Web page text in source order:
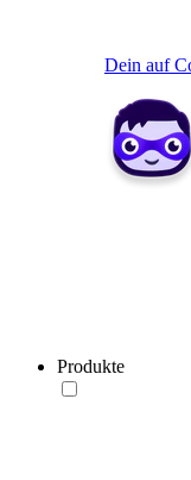
Dein auf
Produkte